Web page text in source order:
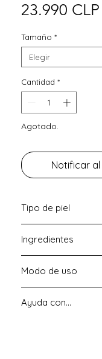
23.990 CLP
Tamaño *
Elegir
Cantidad *
Agotado.
Notificar
Tipo de piel
Ingredientes
Potassium
PEG-100
(Rice) Extract,
Modo de uso
cantidad sobre el
Ayuda con...